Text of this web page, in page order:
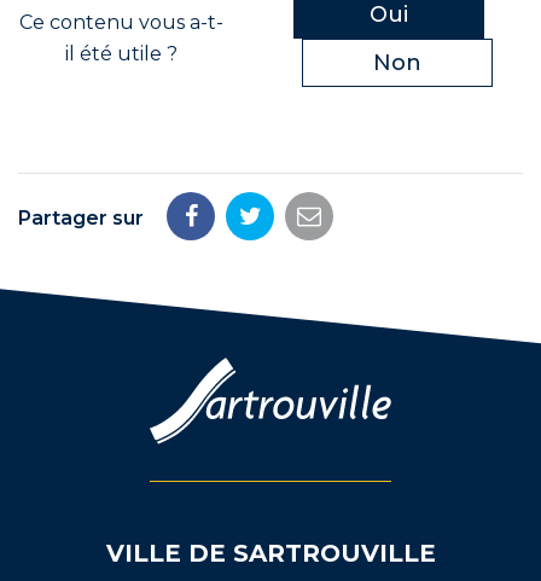
Ce contenu vous a-t-
il été utile ?
Oui
Non
Partager sur
PartagerPartagerPartager
VILLE DE SARTROUVILLE